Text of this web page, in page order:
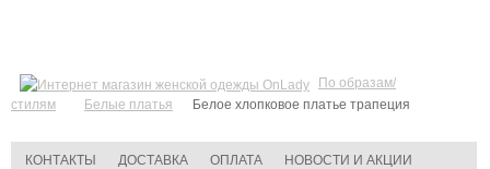
По образам/
стилям
Белые платья Белое хлопковое платье трапеция
КОНТАКТЫ ДОСТАВКА ОПЛАТА
НОВОСТИ И АКЦИИ